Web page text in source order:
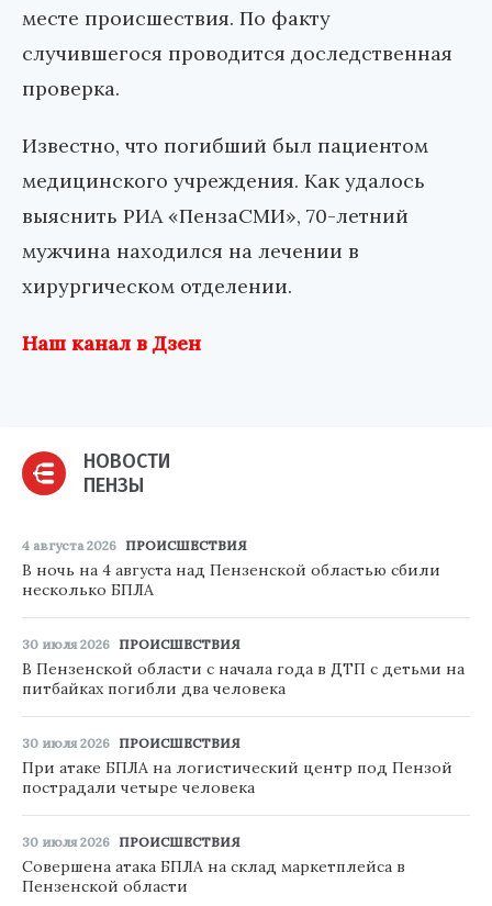
месте происшествия. По факту
случившегося проводится доследственная
проверка.
Известно, что погибший был пациентом
медицинского учреждения. Как удалось
выяснить РИА «ПензаСМИ», 70-летний
мужчина находился на лечении в
хирургическом отделении.
Наш канал в Дзен
НОВОСТИ
ПЕНЗЫ
4 августа 2026 ПРОИСШЕСТВИЯ
В ночь на 4 августа над Пензенской областью сбили
несколько БПЛА
30 июля 2026 ПРОИСШЕСТВИЯ
В Пензенской области с начала года в ДТП с детьми на
питбайках погибли два человека
30 июля 2026 ПРОИСШЕСТВИЯ
При атаке БПЛА на логистический центр под Пензой
пострадали четыре человека
30 июля 2026 ПРОИСШЕСТВИЯ
Совершена атака БПЛА на склад маркетплейса в
Пензенской области